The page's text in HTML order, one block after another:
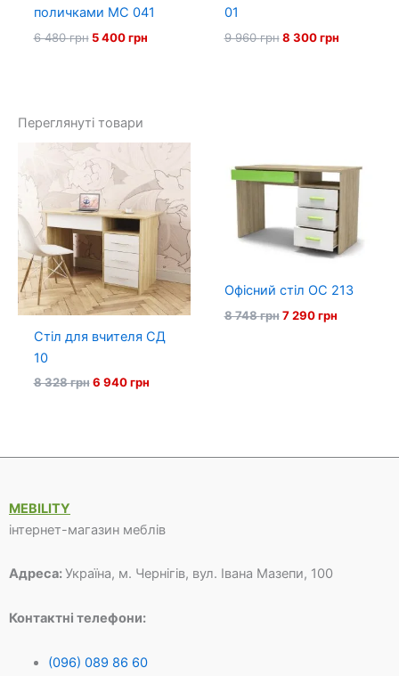
поличками МС 041
6 480грн Оригінальна
5 400грнПоточна
01
9 960грн Оригінальна
8 300грнПоточна
Переглянуті товари
Стіл для вчителя СД
10
8 328грн Оригінальна
6 940грнПоточна
Офісний стіл ОС 213
8 748грн Оригінальна
7 290грнПоточна
MEBILITY
інтернет-магазин меблів
Адреса:Україна, м. Чернігів, вул. Івана Мазепи, 100
Контактні телефони:
(096) 089 86 60